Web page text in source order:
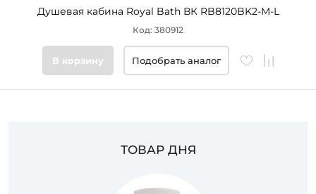
Душевая кабина Royal Bath ВК RB8120BK2-M-L
Код: 380912
В корзину Подобрать аналог
ТОВАР ДНЯ